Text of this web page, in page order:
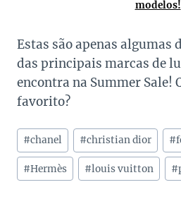
modelos!
Estas são apenas algumas
das principais marcas de
encontra na Summer Sale!
favorito?
Tags
do
Post:
#chanel #christian dior #
#Hermès #louis vuitton #